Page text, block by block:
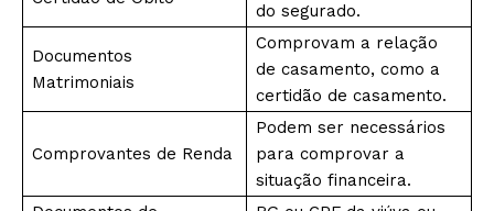
do segurado.
Documentos
Matrimoniais
Comprovam a relação
de casamento, como a
certidão de casamento.
Comprovantes de Renda
Podem ser necessários
para comprovar a
situação financeira.